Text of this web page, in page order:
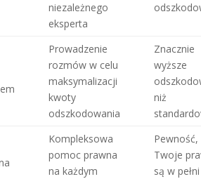
niezależnego
eksperta
Prowadzenie
rozmów w celu
maksymalizacji
kwoty
odszkodowania
Znacznie
wyższe
niż
Kompleksowa
pomoc prawna
na każdym
Pewność,
Twoje
są w pełni